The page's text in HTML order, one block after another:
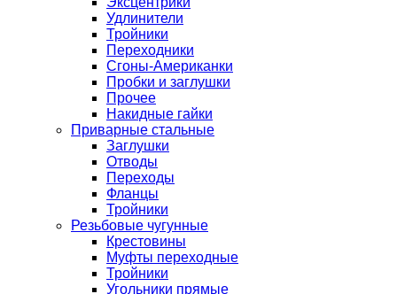
Удлинители
Тройники
Переходники
Сгоны-Американки
Пробки и заглушки
Прочее
Накидные гайки
Приварные стальные
Заглушки
Отводы
Переходы
Фланцы
Тройники
Резьбовые чугунные
Крестовины
Муфты переходные
Тройники
Угольники прямые